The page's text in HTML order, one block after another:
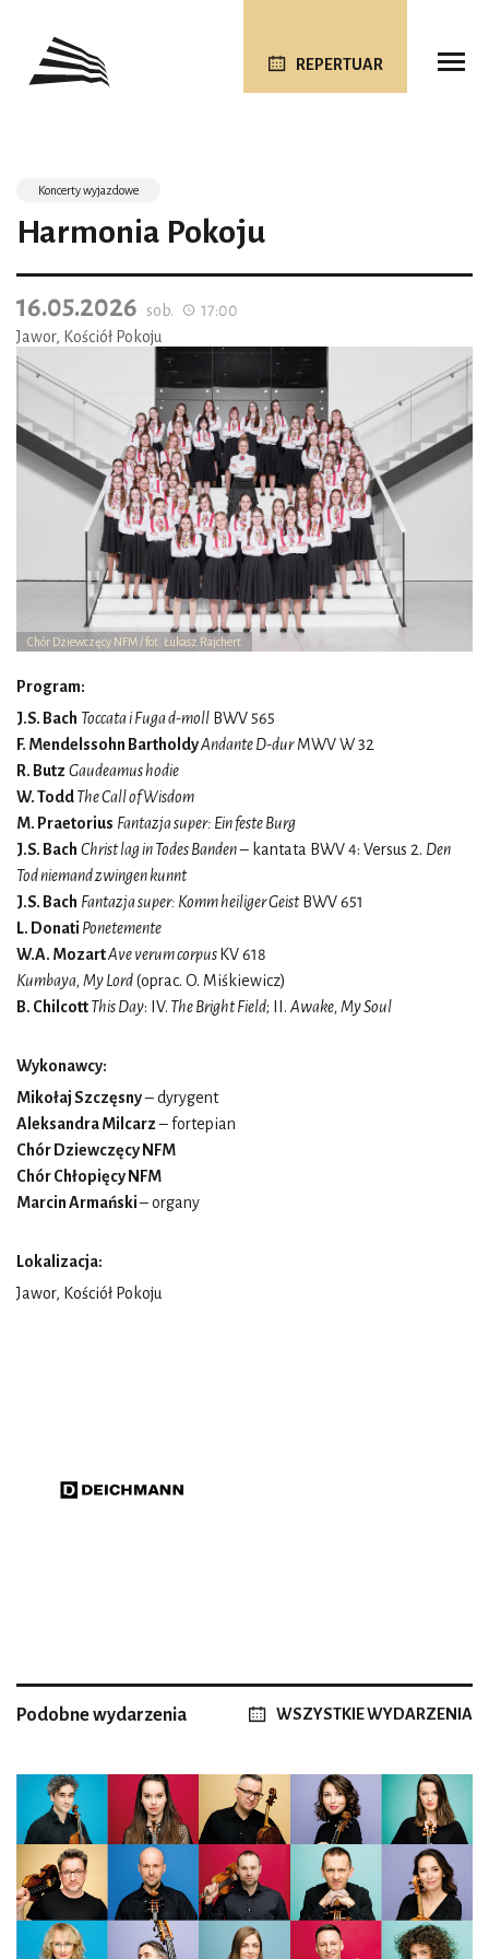
REPERTUAR
Chór Dziewczęcy NFM / fot. Łukasz Rajchert
Koncerty wyjazdowe
Harmonia Pokoju
16.05.2026 sob.
17:00
Jawor, Kościół Pokoju
Program:
J.S. Bach Toccata i Fuga d-moll BWV 565
F. Mendelssohn BartholdyAndante D-durMWV W 32
R. Butz Gaudeamus hodie
W. ToddThe Call of Wisdom
M. Praetorius Fantazja super: Ein feste Burg
J.S. Bach Christ lag in Todes Banden– kantata BWV 4: Versus 2. Den
Tod niemand zwingen kunnt
J.S. Bach Fantazja super: Komm heiliger GeistBWV 651
L. Donati Ponetemente
W.A. MozartAve verum corpus KV 618
Kumbaya, My Lord(oprac. O. Miśkiewicz)
B. ChilcottThis Day: IV. The Bright Field; II. Awake, My Soul
Wykonawcy:
Mikołaj Szczęsny– dyrygent
Aleksandra Milcarz– fortepian
Chór Dziewczęcy NFM
Chór Chłopięcy NFM
Marcin Armański– organy
Lokalizacja:
Jawor, Kościół Pokoju
Podobne wydarzenia WSZYSTKIE WYDARZENIA